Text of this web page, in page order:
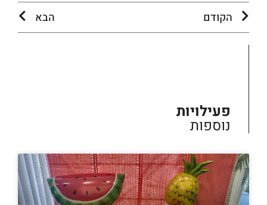
הקודם הבא
פעילויות
נוספות